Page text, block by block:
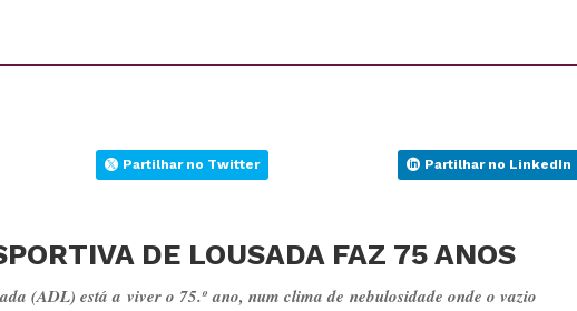
Partilhar no Twitter Partilhar no LinkedIn
DE LOUSADA FAZ 75 ANOS
(ADL) está a viver o 75.º ano, num clima de nebulosidade onde o vazio